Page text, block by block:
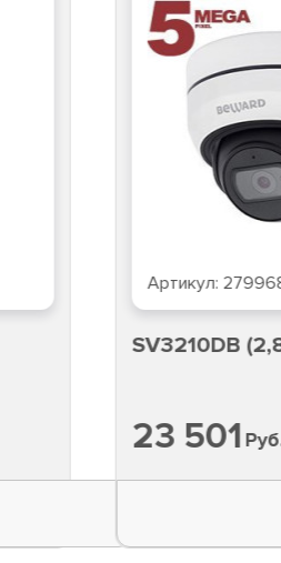
Артикул:
SV3210DB
23 501